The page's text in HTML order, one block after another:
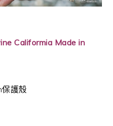
Califormia Made in
護殼